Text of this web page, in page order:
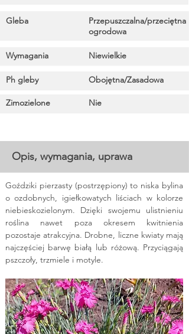
Gleba
Przepuszczalna/przeciętna
ogrodowa
Wymagania Niewielkie
Ph gleby Obojętna/Zasadowa
Zimozielone Nie
Opis, wymagania, uprawa
Goździki pierzasty (postrzępiony) to niska bylina
o ozdobnych, igiełkowatych liściach w kolorze
niebieskozielonym. Dzięki swojemu ulistnieniu
roślina nawet poza okresem kwitnienia
pozostaje atrakcyjna. Drobne, liczne kwiaty mają
najczęściej barwę białą lub różową. Przyciągają
pszczoły, trzmiele i motyle.